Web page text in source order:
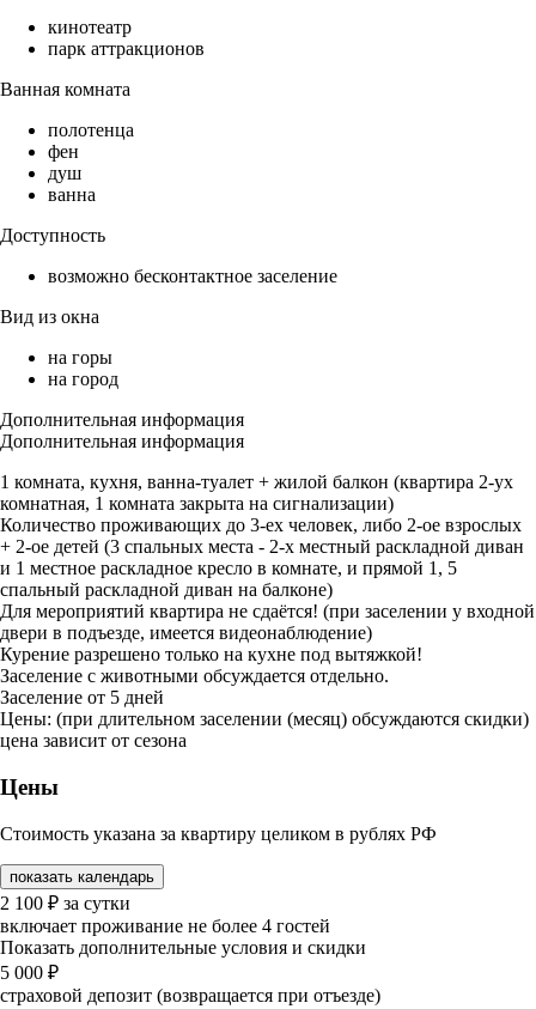
кинотеатр
парк аттракционов
Ванная комната
полотенца
фен
душ
ванна
Доступность
возможно бесконтактное заселение
Вид из окна
на горы
на город
Дополнительная информация
Дополнительная информация
1 комната, кухня, ванна-туалет + жилой балкон (квартира 2-ух
комнатная, 1 комната закрыта на сигнализации)
Количество проживающих до 3-ех человек, либо 2-ое взрослых
+ 2-ое детей (3 спальных места - 2-х местный раскладной диван
и 1 местное раскладное кресло в комнате, и прямой 1, 5
спальный раскладной диван на балконе)
Для мероприятий квартира не сдаётся! (при заселении у входной
двери в подъезде, имеется видеонаблюдение)
Курение разрешено только на кухне под вытяжкой!
Заселение с животными обсуждается отдельно.
Заселение от 5 дней
Цены: (при длительном заселении (месяц) обсуждаются скидки)
цена зависит от сезона
Цены
Стоимость указана за квартиру целиком в рублях РФ
показать календарь
2 100 ₽ за сутки
включает проживание не более 4 гостей
Показать дополнительные условия и скидки
5 000 ₽
страховой депозит (возвращается при отъезде)